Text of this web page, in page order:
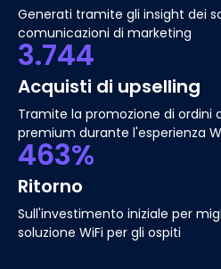
Generati tramite gli insight dei
comunicazioni di marketing
3.744
Acquisti di upselling
Tramite la promozione di ordini
premium durante l'esperienza
463%
Ritorno
Sull'investimento iniziale per
soluzione WiFi per gli ospiti